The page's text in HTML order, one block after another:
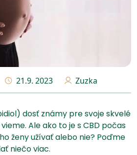
21.9. 2023 Zuzka
dosť známy pre svoje skvelé
Ale ako to je s CBD počas
ženy užívať alebo nie? Poďme
niečo viac.